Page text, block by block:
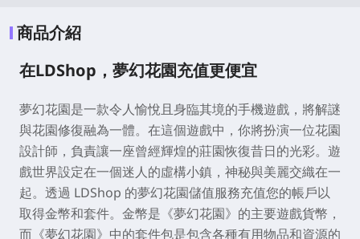
商品介紹
在LDShop，夢幻花園充值更便宜
夢幻花園是一款令人愉悅且身臨其境的手機遊戲，將解謎
與花園修復融為一體。在這個遊戲中，你將扮演一位花園
設計師，負責讓一座曾經輝煌的莊園恢復昔日的光彩。遊
戲世界設定在一個迷人的虛構小鎮，神秘與美麗交織在一
起。透過 LDShop 的夢幻花園儲值服務充值您的帳戶以
取得金幣和套件。金幣是《夢幻花園》的主要遊戲貨幣，
而《夢幻花園》中的套件包是包含各種有用物品和資源的